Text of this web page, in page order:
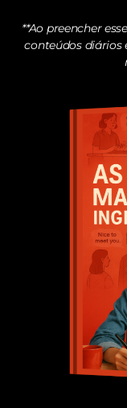
**Ao preencher
conteúdos diários